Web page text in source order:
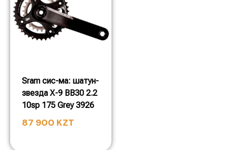
Sram сис-ма: шатун-
звезда X-9 BB30 2.2
10sp 175 Grey 3926
87 900 KZT